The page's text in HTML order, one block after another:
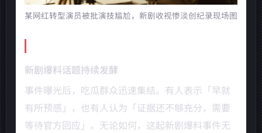
某网红转型演员被批演技尴尬，新剧收视惨淡创纪录现场图
新剧爆料话题持续发酵
事件曝光后，吃瓜群众迅速集结。有人表示「早就
有所预感」，也有人认为「证据还不够充分，需要
等待官方回应」。无论如何，这起新剧爆料事件无